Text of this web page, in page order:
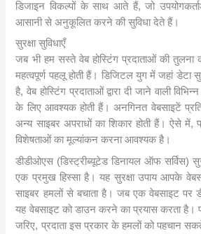
डिजाइन विकल्पों के साथ आते हैं, जो
आसानी से अनुकूलित करने की सुविधा देते हैं।
सुरक्षा सुविधाएँ
जब भी हम सस्ते वेब होस्टिंग प्रदाताओं की तुलना
महत्वपूर्ण पहलू होती हैं। डिजिटल युग में जहां डेटा
है, वेब होस्टिंग प्रदाताओं द्वारा दी जाने वाली
के लिए आवश्यक होती हैं। अनगिनत वेबसाइटें
अन्य साइबर अपराधों का शिकार होती हैं। ऐसे में,
विशेषताओं का मूल्यांकन करना आवश्यक है।
डीडीओएस (डिस्ट्रीब्यूटेड डिनायल ऑफ सर्विस)
एक प्रमुख हिस्सा है। यह सुरक्षा उपाय आपके
साइबर हमलों से बचाता है। जब एक वेबसाइट पर
यह वेबसाइट को डाउन करने का प्रयास करता है।
जरिए, प्रदाता इस प्रकार के हमलों को पहचान